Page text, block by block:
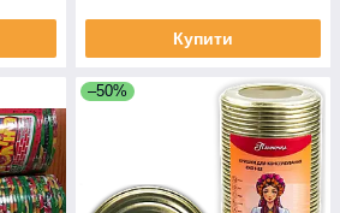
Купити
–50%